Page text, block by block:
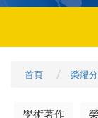
首頁 榮耀
學術著作